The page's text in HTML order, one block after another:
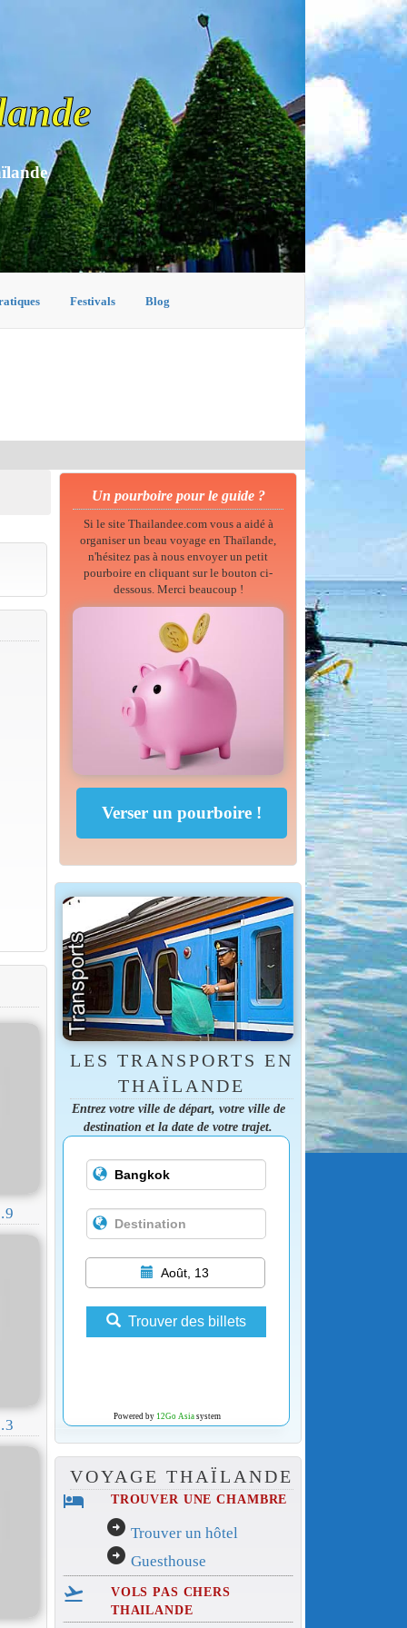
Festivals Blog
Un pourboire pour le guide ?
Si le site Thailandee.com vous a aidé à
organiser un beau voyage en Thaïlande,
n'hésitez pas à nous envoyer un petit
pourboire en cliquant sur le bouton ci-
dessous. Merci beaucoup !
LES TRANSPORTS EN
THAÏLANDE
Entrez votre ville de départ, votre ville de
destination et la date de votre trajet.
Août, 13
Trouver des billets
Powered by 12Go Asiasystem
VOYAGE THAÏLANDE
hotel TROUVER UNE CHAMBRE
arrow_circle_right Trouver un hôtel
arrow_circle_right Guesthouse
flight_takeoff
VOLS PAS CHERS
THAILANDE